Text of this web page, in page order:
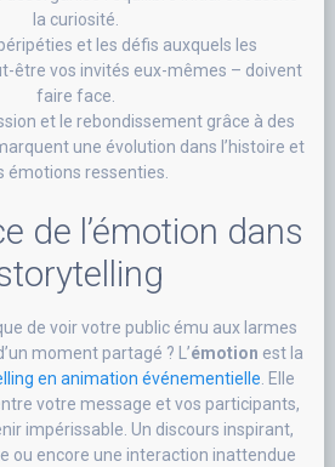
la curiosité.
et les défis auxquels les
être vos invités eux-mêmes – doivent
faire face.
et le rebondissement grâce à des
une évolution dans l’histoire et
émotions ressenties.
de l’émotion dans
de voir votre public ému aux larmes
moment partagé ? L’émotion est la
en animation événementielle. Elle
votre message et vos participants,
impérissable. Un discours inspirant,
ou encore une interaction inattendue